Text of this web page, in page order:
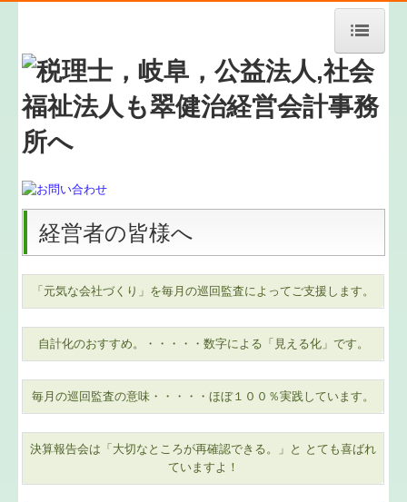
HOME
事務所紹介
経営理念
料金案内
メールでのお問い合わせ
業務案内
ご契約までの流れ
新規開業支援
経営者の皆様へ
相続・生前贈与
経営者の皆様へ
「元気な会社づくり」を毎月の巡回監査によってご支援します。
自計化のおすすめ。・・・・・数字による「見える化」です。
毎月の巡回監査の意味・・・・・ほぼ１００％実践しています。
決算報告会は「大切なところが再確認できる。」と とても喜ばれ
ていますよ！